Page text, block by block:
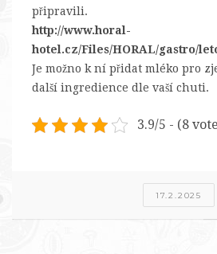
připravili.
http://www.horal-
hotel.cz/Files/HORAL/gastro/
Je možno k ní přidat mléko pro
další ingredience dle vaší chuti.
3.9/5 - (8
17.2.2025